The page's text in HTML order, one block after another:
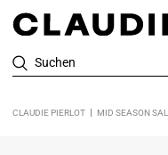
Suchen
CLAUDIE PIERLOT MID SEASON